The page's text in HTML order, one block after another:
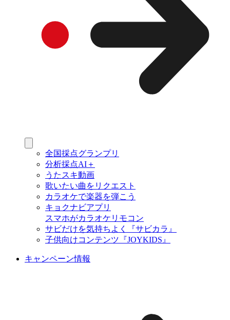
全国採点グランプリ
分析採点AI＋
うたスキ動画
歌いたい曲をリクエスト
カラオケで楽器を弾こう
キョクナビアプリ
スマホがカラオケリモコン
サビだけを気持ちよく『サビカラ』
子供向けコンテンツ『JOYKIDS』
キャンペーン情報